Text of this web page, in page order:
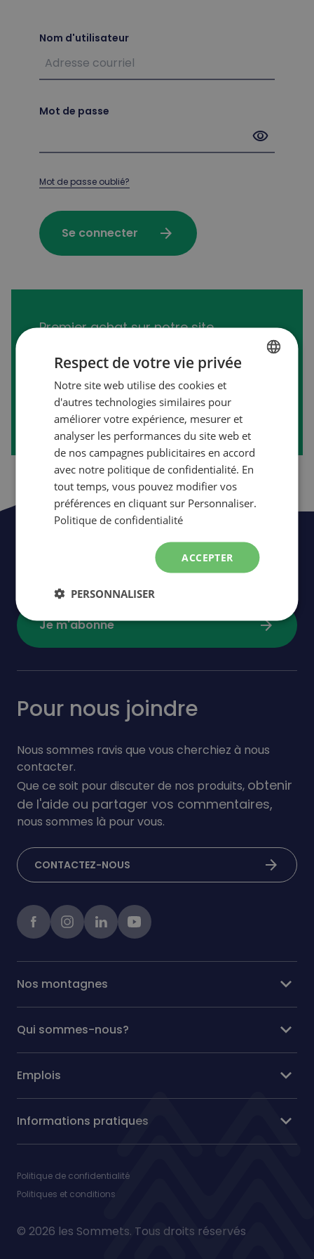
Nom d'utilisateur
Mot de passe
visibility
Mot de passe oublié?
Se connecter arrow_forward
Premier achat sur notre site
Créer mon compte arrow_forward
Soyez les premiers à être informés de
événementset
promotions.
Je m'abonne arrow_forward
Pour nous joindre
Nous sommes ravis que vous cherchiez à nous
contacter.
Que ce soit pour discuter de nos produits, obtenir
de l'aide ou partager vos commentaires,
nous sommes là pour vous.
CONTACTEZ-NOUS arrow_forward
FacebookinstagramlinkedInYoutube
Nos montagnes expand_more
Qui sommes-nous? expand_more
Emplois expand_more
Informations pratiques expand_more
Politique de confidentialité
Politiques et conditions
© 2026 les Sommets. Tous droits réservés
Respect de votre vie privée
Notre site web utilise des cookies et
d'autres technologies similaires pour
améliorer votre expérience, mesurer et
analyser les performances du site web et
de nos campagnes publicitaires en accord
avec notre politique de confidentialité. En
tout temps, vous pouvez modifier vos
préférences en cliquant sur Personnaliser.
Politique de confidentialité
ACCEPTER
PERSONNALISER